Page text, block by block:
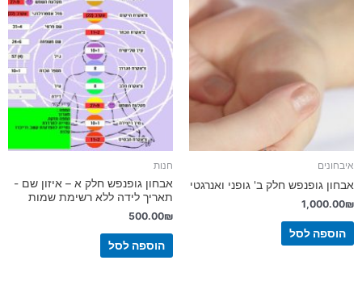
איבחונים
אבחון גופנפש חלק ב' גופני ואנרגטי
1,000.00₪
הוספה לסל
חנות
אבחון גופנפש חלק א – איזון שם -
תאריך לידה ללא רשימת שמות
500.00₪
הוספה לסל